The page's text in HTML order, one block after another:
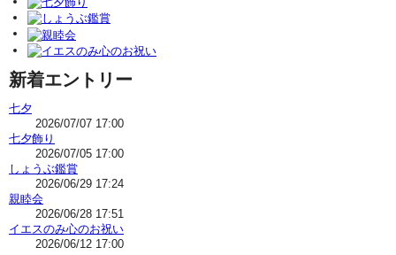
新着エントリー
七夕
2026/07/07 17:00
七夕飾り
2026/07/05 17:00
しょうぶ鑑賞
2026/06/29 17:24
親睦会
2026/06/28 17:51
イエスのみ心のお祝い
2026/06/12 17:00